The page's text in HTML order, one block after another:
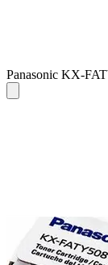
Panasonic KX-